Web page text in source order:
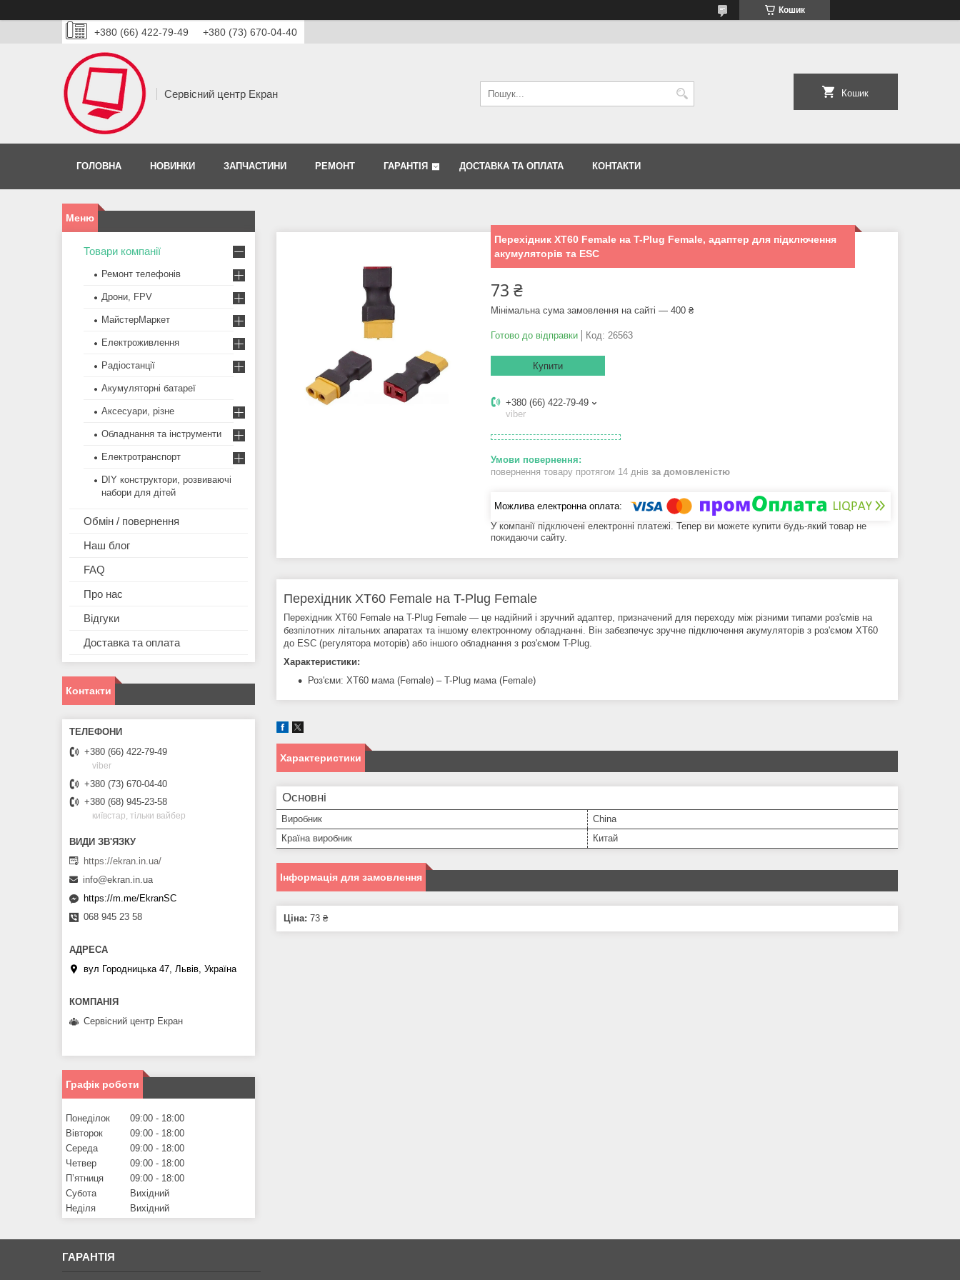
Кошик
+380 (66) 422-79-49 +380 (73) 670-04-40
Сервісний центр Екран Кошик
ГОЛОВНА НОВИНКИ ЗАПЧАСТИНИ РЕМОНТ ГАРАНТІЯ ДОСТАВКА ТА ОПЛАТА КОНТАКТИ
Перехідник XT60 Female на T-Plug Female, адаптер для підключення
акумуляторів та ESC
73 ₴
Мінімальна сума замовлення на сайті — 400 ₴
Готово до відправки Код: 26563
Купити
+380 (66) 422-79-49
viber
повернення товару протягом 14 днів за домовленістю
У компанії підключені електронні платежі. Тепер ви можете купити будь-який товар не
покидаючи сайту.
Перехідник XT60 Female на T-Plug Female
Перехідник XT60 Female на T-Plug Female — це надійний і зручний адаптер, призначений для переходу між різними типами роз'ємів на
безпілотних літальних апаратах та іншому електронному обладнанні. Він забезпечує зручне підключення акумуляторів з роз'ємом XT60
до ESC (регулятора моторів) або іншого обладнання з роз'ємом T-Plug.
Характеристики:
Роз'єми: XT60 мама (Female) – T-Plug мама (Female)
Характеристики
Основні
Виробник
China
Країна виробник
Китай
Інформація для замовлення
Ціна: 73 ₴
Товари компанії
Ремонт телефонів
Дрони, FPV
МайстерМаркет
Електроживлення
Радіостанції
Акумуляторні батареї
Аксесуари, різне
Обладнання та інструменти
Електротранспорт
DIY конструктори, розвиваючі
набори для дітей
Обмін / повернення
Наш блог
FAQ
Про нас
Відгуки
Доставка та оплата
Контакти
+380 (66) 422-79-49
viber
+380 (73) 670-04-40
+380 (68) 945-23-58
київстар, тільки вайбер
https://ekran.in.ua/
info@ekran.in.ua
https://m.me/EkranSC
068 945 23 58
вул Городницька 47, Львів, Україна
Сервісний центр Екран
Графік роботи
Понеділок 09:00
18:00
Вівторок
09:00
18:00
Середа
09:00
18:00
Четвер
09:00
18:00
Пʼятниця
09:00
18:00
Субота
Вихідний
Неділя
Вихідний
ГАРАНТІЯ